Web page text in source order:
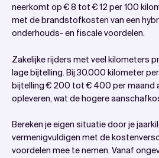
neerkomt op € 8 tot € 12 per 100
met de brandstofkosten van een
onderhouds- en fiscale voordelen.
Zakelijke rijders met veel kilometers
lage bijtelling. Bij 30.000 kilometer
bijtelling € 200 tot € 400 per maand
opleveren, wat de hogere
Bereken je eigen situatie door je
vermenigvuldigen met de
voordelen mee te nemen. Vanaf